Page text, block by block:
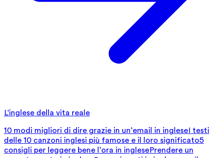
L'inglese della vita reale
10 modi migliori di dire grazie in un’email in ingleseI testi
delle 10 canzoni inglesi più famose e il loro significato5
consigli per leggere bene l’ora in inglesePrendere un